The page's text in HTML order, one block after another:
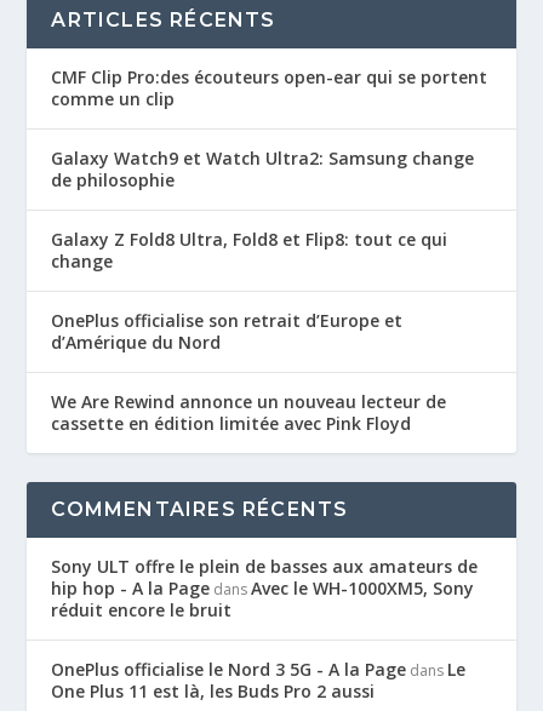
ARTICLES RÉCENTS
CMF Clip Pro:des écouteurs open-ear qui se portent
comme un clip
Galaxy Watch9 et Watch Ultra2: Samsung change
de philosophie
Galaxy Z Fold8 Ultra, Fold8 et Flip8: tout ce qui
change
OnePlus officialise son retrait d’Europe et
d’Amérique du Nord
We Are Rewind annonce un nouveau lecteur de
cassette en édition limitée avec Pink Floyd
COMMENTAIRES RÉCENTS
Sony ULT offre le plein de basses aux amateurs de
hip hop - A la Page dansAvec le WH-1000XM5, Sony
réduit encore le bruit
OnePlus officialise le Nord 3 5G - A la Page dans Le
One Plus 11 est là, les Buds Pro 2 aussi